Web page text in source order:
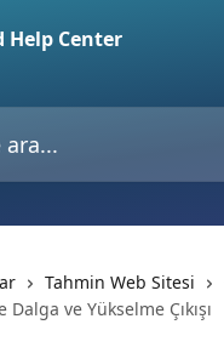
Tahmin Web Sitesi
ve Yükselme Çıkışı